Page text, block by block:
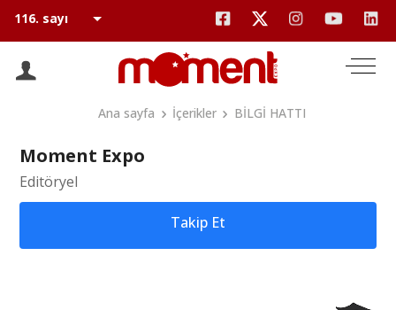
Ana sayfa İçerikler BİLGİ HATTI
Moment Expo
Editöryel
Takip Et